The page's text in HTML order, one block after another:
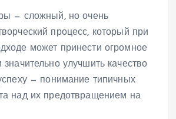
— сложный, но очень
процесс, который при
может принести огромное
значительно улучшить качество
— понимание типичных
над их предотвращением на